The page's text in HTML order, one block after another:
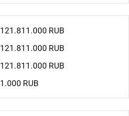
121.811.000 RUB
121.811.000 RUB
121.811.000 RUB
1.000 RUB